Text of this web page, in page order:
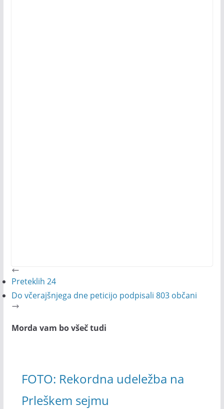
Preteklih 24
Do včerajšnjega dne peticijo podpisali 803 občani
Morda vam bo všeč tudi
FOTO: Rekordna udeležba na
Prleškem sejmu